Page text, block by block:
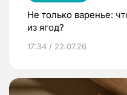
Не только варенье:
из ягод?
17:34 / 22.07.26